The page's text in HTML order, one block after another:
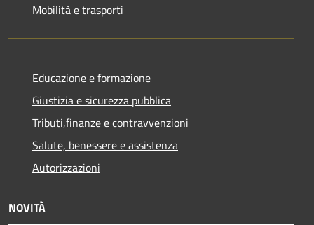
Mobilità e trasporti
Educazione e formazione
Giustizia e sicurezza pubblica
Tributi,finanze e contravvenzioni
Salute, benessere e assistenza
Autorizzazioni
NOVITÀ